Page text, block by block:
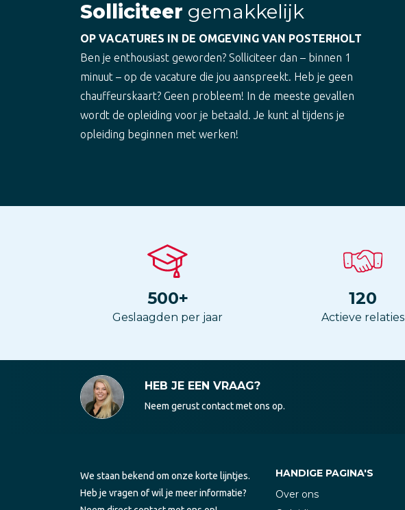
Solliciteer gemakkelijk
OP VACATURES IN DE OMGEVING VAN POSTERHOLT
Ben je enthousiast geworden? Solliciteer dan – binnen 1
minuut – op de vacature die jou aanspreekt. Heb je geen
chauffeurskaart? Geen probleem! In de meeste gevallen
wordt de opleiding voor je betaald. Je kunt al tijdens je
opleiding beginnen met werken!
500+
Geslaagden per jaar
120
Actieve relaties
HEB JE EEN VRAAG?
Neem gerust contact met ons op.
We staan bekend om onze korte lijntjes.
Heb je vragen of wil je meer informatie?
HANDIGE PAGINA'S
Over ons